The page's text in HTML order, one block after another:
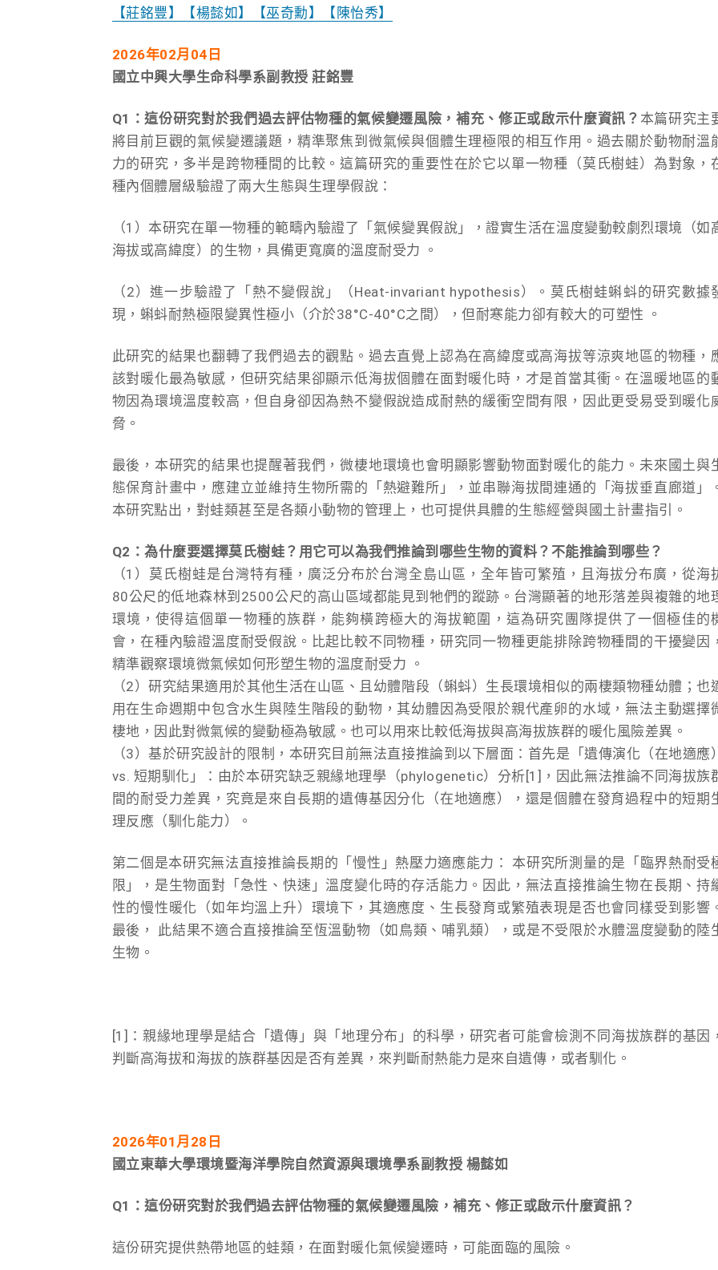
【莊銘豐】
【楊懿如】 【巫奇勳】 【陳怡秀】
2026年02月04日
國立中興大學生命科學系副教授 莊銘豐
Q1 ：這份研究對於我們過去評估物種的氣候變遷風險，補充、修正或啟示什麼資訊？ 本篇研究主
將目前巨觀的氣候變遷議題，精準聚焦到微氣候與個體生理極限的相互作用。過去關於動物耐溫
力的研究，多半是跨物種間的比較。這篇研究的重要性在於它以單一物種（莫氏樹蛙）為對象，
種內個體層級驗證了兩大生態與生理學假說：
（1）本研究在單一物種的範疇內驗證了「氣候變異假說」，證實生活在溫度變動較劇烈環境（如
海拔或高緯度）的生物，具備更寬廣的溫度耐受力 。
（2）進一步驗證了「熱不變假說」（Heat-invariant hypothesis）。莫氏樹蛙蝌蚪的研究數據
現，蝌蚪耐熱極限變異性極小（介於38°C-40°C之間），但耐寒能力卻有較大的可塑性 。
此研究的結果也翻轉了我們過去的觀點。過去直覺上認為在高緯度或高海拔等涼爽地區的物種，
該對暖化最為敏感，但研究結果卻顯示低海拔個體在面對暖化時，才是首當其衝。在溫暖地區的
物因為環境溫度較高，但自身卻因為熱不變假說造成耐熱的緩衝空間有限，因此更受易受到暖化
脅。
最後，本研究的結果也提醒著我們，微棲地環境也會明顯影響動物面對暖化的能力。未來國土與
態保育計畫中，應建立並維持生物所需的「熱避難所」，並串聯海拔間連通的「海拔垂直廊道」
本研究點出，對蛙類甚至是各類小動物的管理上，也可提供具體的生態經營與國土計畫指引。
Q2 ：為什麼要選擇莫氏樹蛙？用它可以為我們推論到哪些生物的資料？不能推論到哪些？
（1）莫氏樹蛙是台灣特有種，廣泛分布於台灣全島山區，全年皆可繁殖，且海拔分布廣，從海
80公尺的低地森林到2500公尺的高山區域都能見到牠們的蹤跡。台灣顯著的地形落差與複雜的地
環境，使得這個單一物種的族群，能夠橫跨極大的海拔範圍，這為研究團隊提供了一個極佳的
會，在種內驗證溫度耐受假說。比起比較不同物種，研究同一物種更能排除跨物種間的干擾變因，
精準觀察環境微氣候如何形塑生物的溫度耐受力 。
（2）研究結果適用於其他生活在山區、且幼體階段（蝌蚪）生長環境相似的兩棲類物種幼體；也
用在生命週期中包含水生與陸生階段的動物，其幼體因為受限於親代產卵的水域，無法主動選擇
棲地，因此對微氣候的變動極為敏感。也可以用來比較低海拔與高海拔族群的暖化風險差異。
（3）基於研究設計的限制，本研究目前無法直接推論到以下層面：首先是「遺傳演化（在地適應）
vs. 短期馴化」：由於本研究缺乏親緣地理學（phylogenetic）分析[1]，因此無法推論不同海拔族
間的耐受力差異，究竟是來自長期的遺傳基因分化（在地適應），還是個體在發育過程中的短期
理反應（馴化能力）。
第二個是本研究無法直接推論長期的「慢性」熱壓力適應能力： 本研究所測量的是「臨界熱耐受
限」，是生物面對「急性、快速」溫度變化時的存活能力。因此，無法直接推論生物在長期、持
性的慢性暖化（如年均溫上升）環境下，其適應度、生長發育或繁殖表現是否也會同樣受到影響
最後， 此結果不適合直接推論至恆溫動物（如鳥類、哺乳類），或是不受限於水體溫度變動的陸
生物。
[1]：親緣地理學是結合「遺傳」與「地理分布」的科學，研究者可能會檢測不同海拔族群的基因，
判斷高海拔和海拔的族群基因是否有差異，來判斷耐熱能力是來自遺傳，或者馴化。
2026年01月28日
國立東華大學環境暨海洋學院自然資源與環境學系副教授 楊懿如
Q1：這份研究對於我們過去評估物種的氣候變遷風險，補充、修正或啟示什麼資訊？
這份研究提供熱帶地區的蛙類，在面對暖化氣候變遷時，可能面臨的風險。